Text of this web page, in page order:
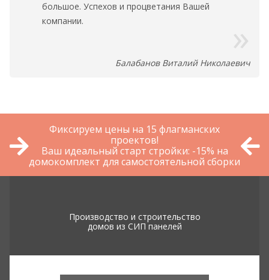
большое. Успехов и процветания Вашей
компании.
Балабанов Виталий Николаевич
Фиксируем цены на 15 флагманских
проектов!
Ваш идеальный старт стройки: -15% на
домокомплект для самостоятельной сборки
Производство и строительство
домов из СИП панелей